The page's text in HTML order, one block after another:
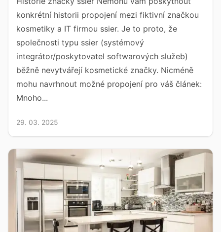
konkrétní historii propojení mezi fiktivní značkou
kosmetiky a IT firmou ssier. Je to proto, že
společnosti typu ssier (systémový
integrátor/poskytovatel softwarových služeb)
běžně nevytvářejí kosmetické značky. Nicméně
mohu navrhnout možné propojení pro váš článek:
Mnoho...
29. 03. 2025